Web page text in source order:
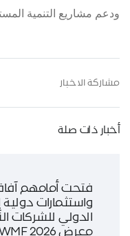
ودعم مشاريع التنمية
مشاركة الاخبار
أخبار ذات صلة
فتحت أمامهم
واستثمارات
الدولي للشركات
معرض WMF 2026 بإيطاليا